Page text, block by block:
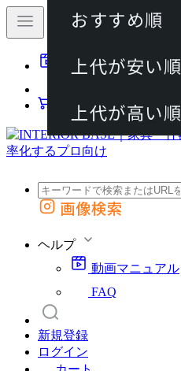
動画マニュアル
カート
外部サイトの商品をカートに追加
画像検索
ヘルプ
動画マニュアル
FAQ
新規登録
ログイン
おすすめ順
上代が安い順
上代が高い順